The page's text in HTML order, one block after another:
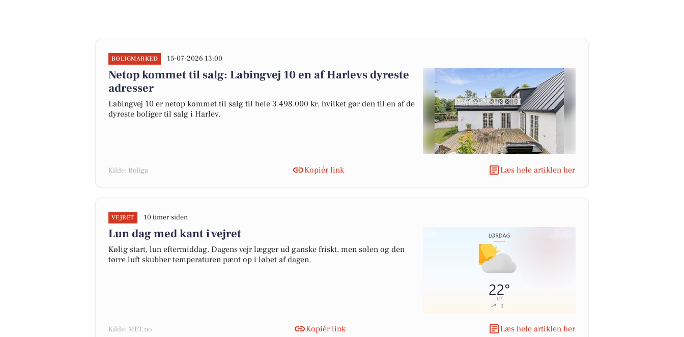
BOLIGMARKED 15-07-2026 13:00
Netop kommet til salg: Labingvej 10 en af Harlevs dyreste
adresser
Labingvej 10 er netop kommet til salg til hele 3.498.000 kr, hvilket gør den til en af de
dyreste boliger til salg i Harlev.
Kilde: Boliga Kopiér link Læs hele artiklen her
VEJRET 10 timer siden
Lun dag med kant i vejret
Kølig start, lun eftermiddag. Dagens vejr lægger ud ganske friskt, men solen og den
tørre luft skubber temperaturen pænt op i løbet af dagen.
Kilde: MET.no Kopiér link Læs hele artiklen her